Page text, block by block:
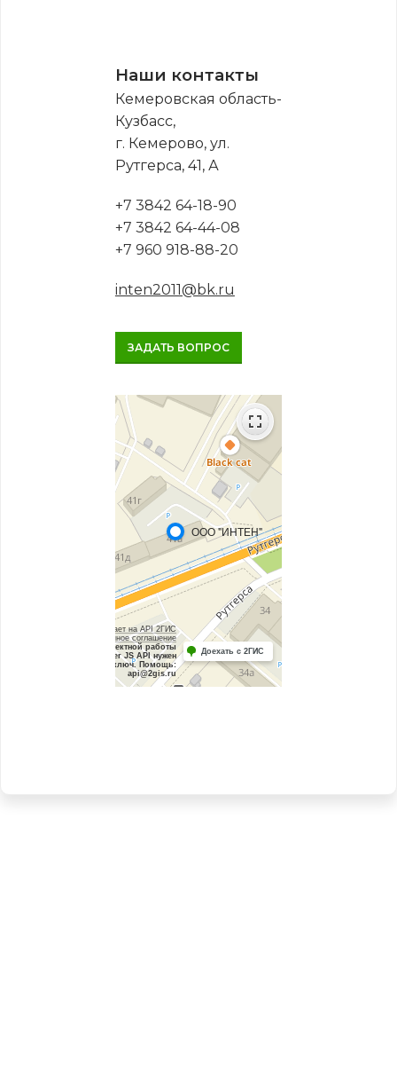
Наши контакты
Кемеровская область-
Кузбасс,
г. Кемерово, ул.
Рутгерса, 41, А
+7 3842 64-18-90
+7 3842 64-44-08
+7 960 918-88-20
inten2011@bk.ru
ЗАДАТЬ ВОПРОС